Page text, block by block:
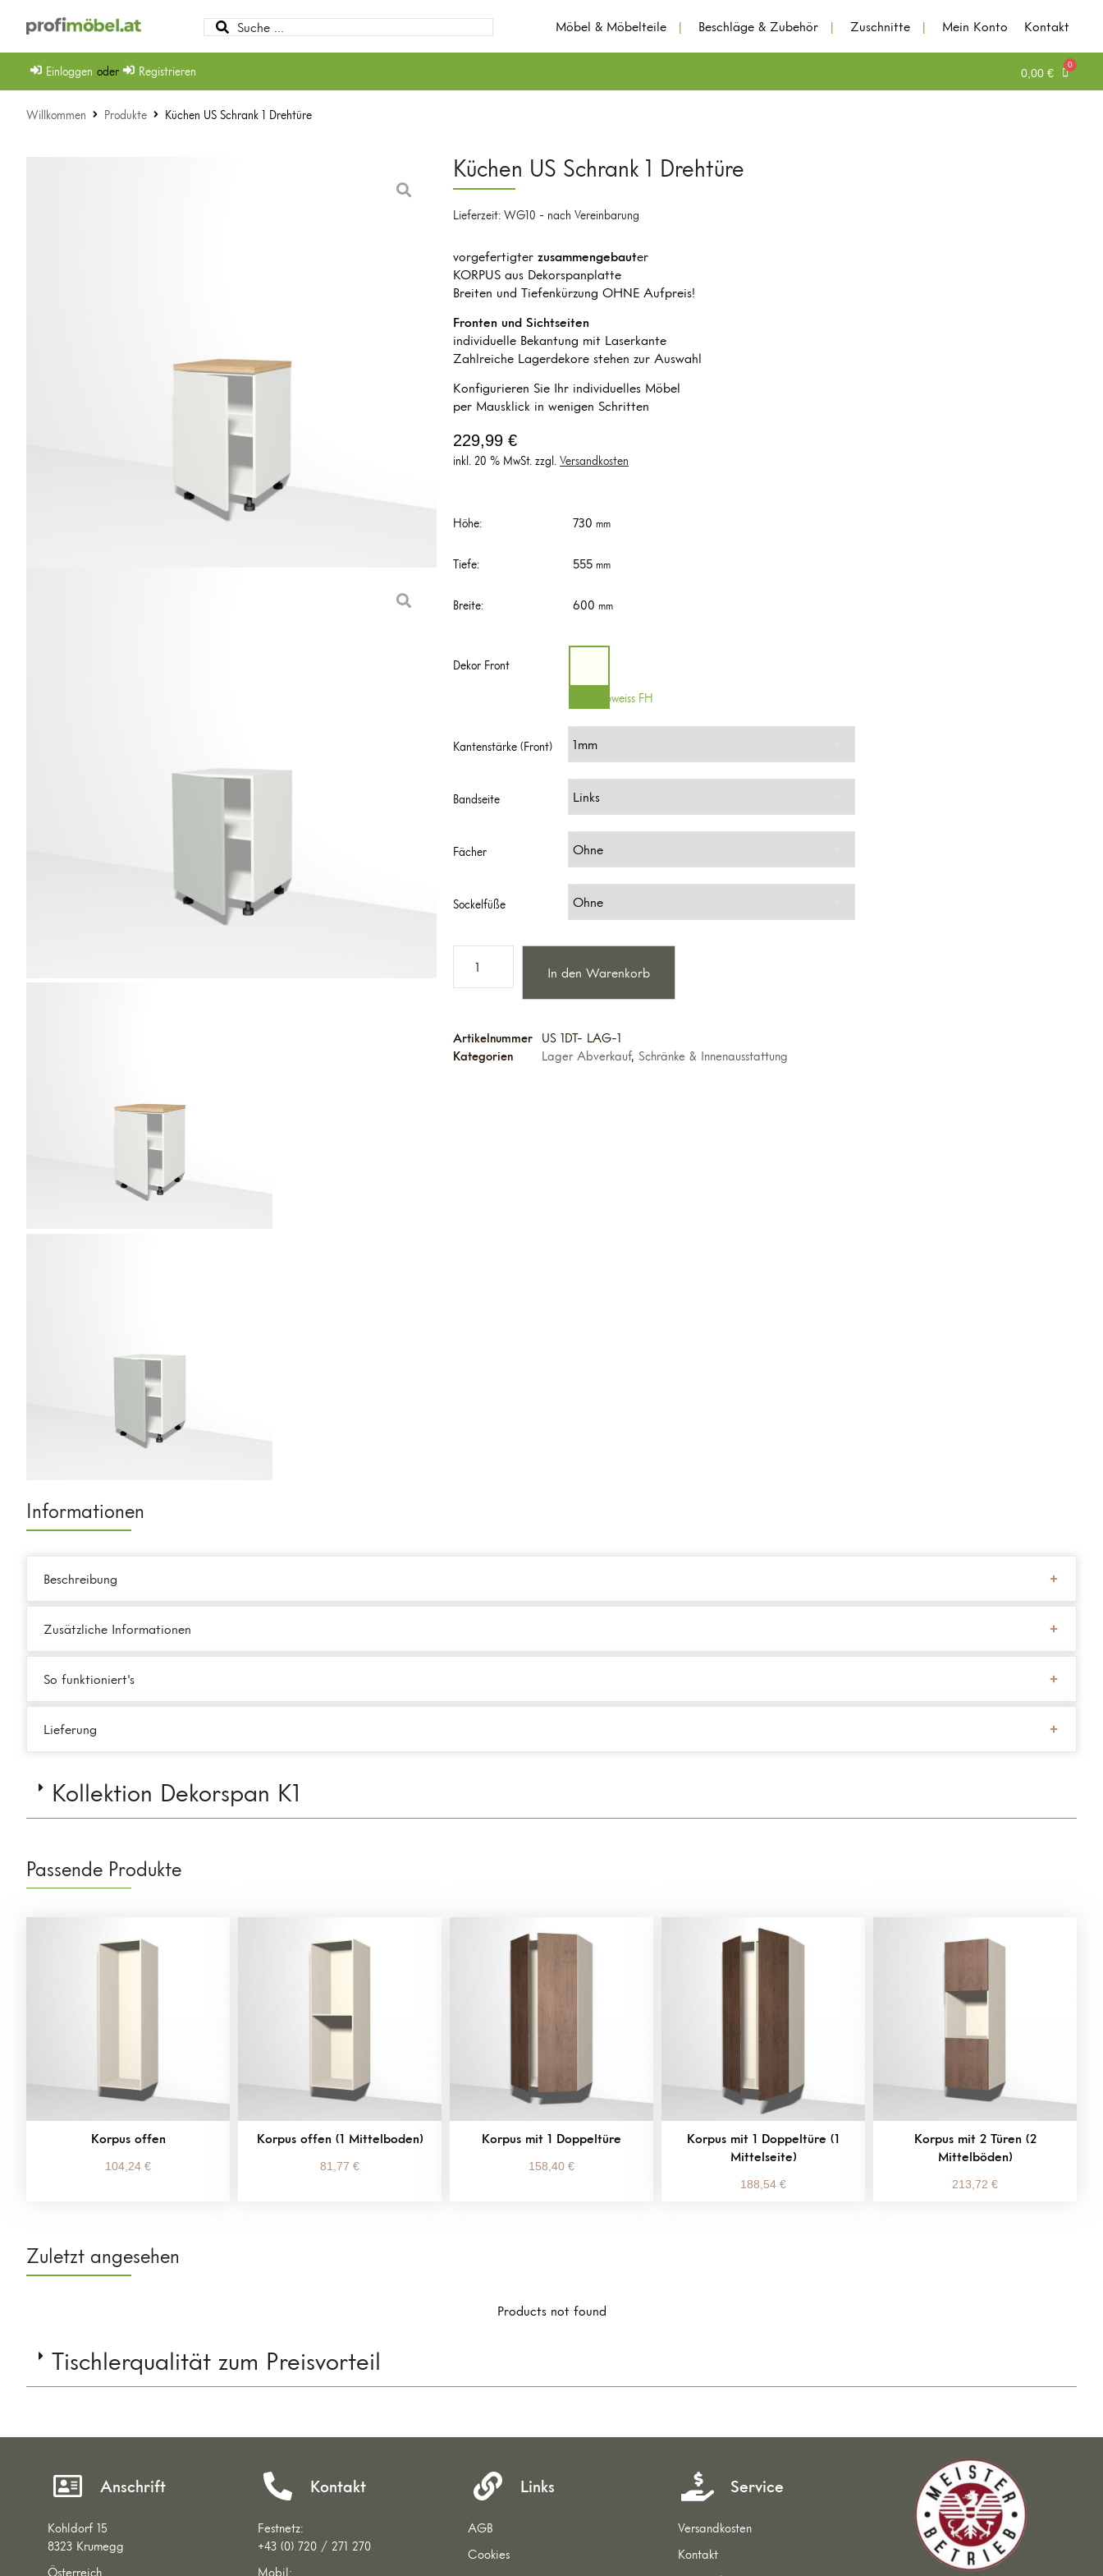
Möbel & Möbelteile Beschläge & Zubehör Zuschnitte Mein Konto Kontakt
Einloggen oder Registrieren 0,00 €
Willkommen Produkte Küchen US Schrank 1 Drehtüre
Küchen US Schrank 1 Drehtüre
Lieferzeit: WG10 - nach Vereinbarung
vorgefertigter zusammengebauter
KORPUS aus Dekorspanplatte
Breiten und Tiefenkürzung OHNE Aufpreis!
Fronten und Sichtseiten
individuelle Bekantung mit Laserkante
Zahlreiche Lagerdekore stehen zur Auswahl
Konfigurieren Sie Ihr individuelles Möbel
per Mausklick in wenigen Schritten
229,99 €
inkl. 20 % MwSt. zzgl. Versandkosten
Höhe: 730
Tiefe: 555
Breite: 600
Dekor Front
0112 Topweiss FH
Kantenstärke (Front)
Bandseite
Fächer
Sockelfüße
In den Warenkorb
Artikelnummer
US 1DT- LAG-1
Kategorien
Lager Abverkauf, Schränke & Innenausstattung
Informationen
Beschreibung
Zusätzliche Informationen
So funktioniert's
Lieferung
Kollektion Dekorspan K1
Passende Produkte
Korpus offen
104,24 €
Korpus offen (1 Mittelboden)
81,77 €
Korpus mit 1 Doppeltüre
158,40 €
Korpus mit 1 Doppeltüre (1
Mittelseite)
188,54 €
Korpus mit 2 Türen (2
Mittelböden)
213,72 €
Zuletzt angesehen
Products not found
Tischlerqualität zum Preisvorteil
Anschrift
Kohldorf 15
8323 Krumegg
Österreich
Kontakt
Festnetz:
+43 (0) 720 / 271 270
Mobil:
Links
AGB
Cookies
Service
Versandkosten
Kontakt